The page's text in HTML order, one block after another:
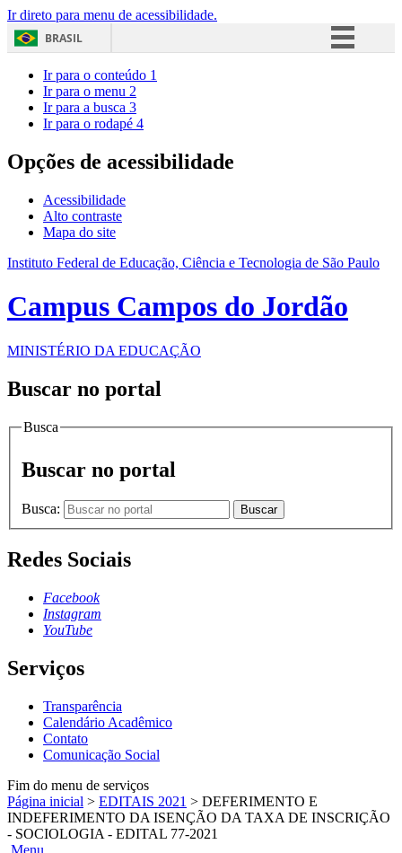
Ir direto para menu de acessibilidade.
BRASIL
Acesso à informação
Ir para o conteúdo 1
Ir para o menu 2
Ir para a busca 3
Ir para o rodapé 4
Opções de acessibilidade
Acessibilidade
Alto contraste
Mapa do site
Instituto Federal de Educação, Ciência e Tecnologia de São Paulo
Campus Campos do Jordão
MINISTÉRIO DA EDUCAÇÃO
Buscar no portal
Busca
Buscar no portal
Busca: Buscar
Redes Sociais
Facebook
Instagram
YouTube
Serviços
Transparência
Calendário Acadêmico
Contato
Comunicação Social
Fim do menu de serviços
Página inicial > EDITAIS 2021 > DEFERIMENTO E
INDEFERIMENTO DA ISENÇÃO DA TAXA DE INSCRIÇÃO
- SOCIOLOGIA - EDITAL 77-2021
Menu